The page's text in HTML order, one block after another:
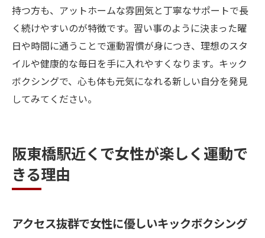
持つ方も、アットホームな雰囲気と丁寧なサポートで長
く続けやすいのが特徴です。習い事のように決まった曜
日や時間に通うことで運動習慣が身につき、理想のスタ
イルや健康的な毎日を手に入れやすくなります。キック
ボクシングで、心も体も元気になれる新しい自分を発見
してみてください。
阪東橋駅近くで女性が楽しく運動で
きる理由
アクセス抜群で女性に優しいキックボクシング